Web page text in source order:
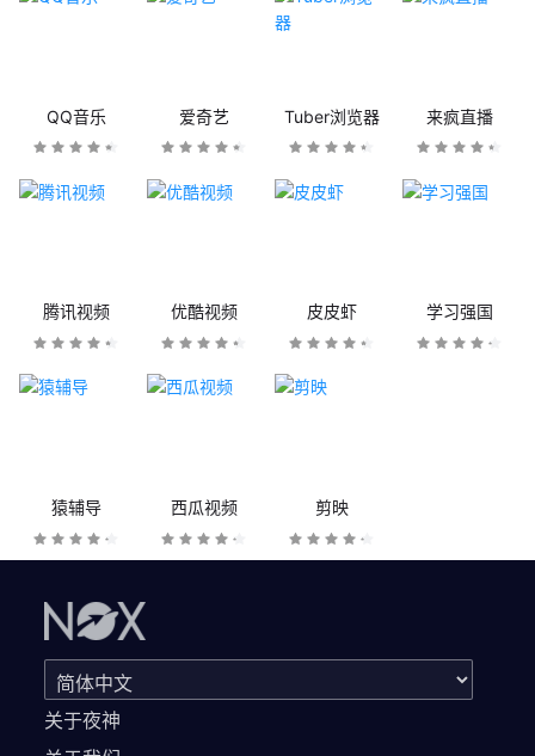
QQ音乐 爱奇艺 Tuber浏览器 来疯直播
腾讯视频 优酷视频 皮皮虾 学习强国
猿辅导 西瓜视频 剪映
关于夜神